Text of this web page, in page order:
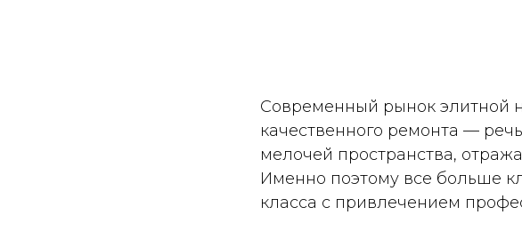
Современный рынок элитной
качественного ремонта —
мелочей пространства,
Именно поэтому все больше
класса с привлечением